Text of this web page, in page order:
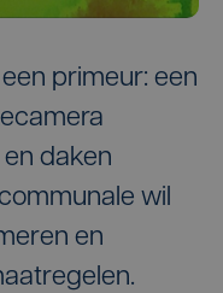
primeur: een
daken
wil
en